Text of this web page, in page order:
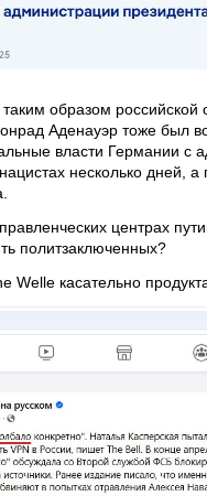
образом российской
Аденауэр тоже был
власти Германии с
несколько дней, а
центрах
политзаключенных?
касательно